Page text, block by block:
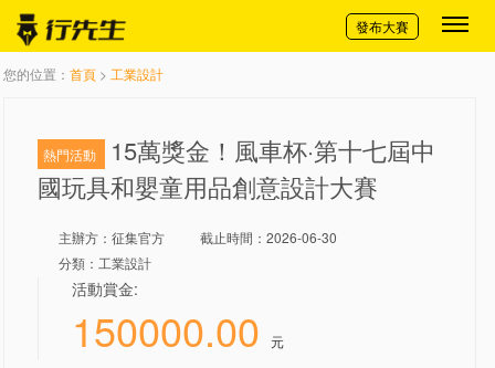
切換導航
發布大賽
您的位置： 首頁 > 工業設計
熱門活動
15萬獎金！風車杯·第十七屆中
國玩具和嬰童用品創意設計大賽
主辦方： 征集官方
截止時間：2026-06-30
分類：工業設計
活動賞金:
150000.00 元